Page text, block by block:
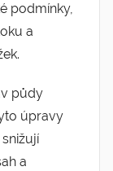
podmínky,
a
půdy
úpravy
a